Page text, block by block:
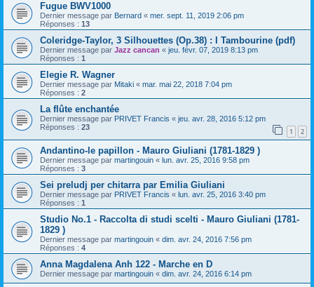
Fugue BWV1000
Dernier message par Bernard « mer. sept. 11, 2019 2:06 pm
Réponses : 13
Coleridge-Taylor, 3 Silhouettes (Op.38) : I Tambourine (pdf)
Dernier message par Jazz cancan « jeu. févr. 07, 2019 8:13 pm
Réponses : 1
Elegie R. Wagner
Dernier message par Mitaki « mar. mai 22, 2018 7:04 pm
Réponses : 2
La flûte enchantée
Dernier message par PRIVET Francis « jeu. avr. 28, 2016 5:12 pm
Réponses : 23 1 2
Andantino-le papillon - Mauro Giuliani (1781-1829 )
Dernier message par martingouin « lun. avr. 25, 2016 9:58 pm
Réponses : 3
Sei preludj per chitarra par Emilia Giuliani
Dernier message par PRIVET Francis « lun. avr. 25, 2016 3:40 pm
Réponses : 1
Studio No.1 - Raccolta di studi scelti - Mauro Giuliani (1781-
1829 )
Dernier message par martingouin « dim. avr. 24, 2016 7:56 pm
Réponses : 4
Anna Magdalena Anh 122 - Marche en D
Dernier message par martingouin « dim. avr. 24, 2016 6:14 pm